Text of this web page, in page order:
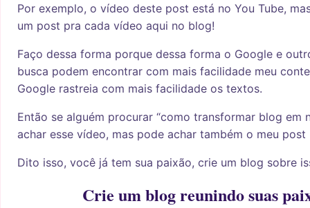
Por exemplo, o vídeo deste post está no You Tube,
um post pra cada vídeo aqui no blog!
Faço dessa forma porque dessa forma o Google e
busca podem encontrar com mais facilidade meu
Google rastreia com mais facilidade os textos.
Então se alguém procurar “como transformar blog em
achar esse vídeo, mas pode achar também o meu post
Dito isso, você já tem sua paixão, crie um blog sobre
Crie um blog reunindo suas